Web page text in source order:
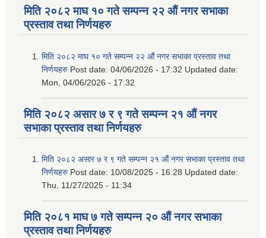
मिति २०८२ माघ १० गते सम्पन्न २२ औं नगर सभाका
प्रस्ताव तथा निर्णयहरु
मिति २०८२ माघ १० गते सम्पन्न २२ औं नगर सभाका प्रस्ताव तथा
निर्णयहरु Post date: 04/06/2026 - 17:32 Updated date:
Mon, 04/06/2026 - 17:32
मिति २०८२ असार ७ र ९ गते सम्पन्न २१ औं नगर
सभाका प्रस्ताव तथा निर्णयहरु
मिति २०८२ असार ७ र ९ गते सम्पन्न २१ औं नगर सभाका प्रस्ताव तथा
निर्णयहरु Post date: 10/08/2025 - 16:28 Updated date:
Thu, 11/27/2025 - 11:34
मिति २०८१ माघ ७ गते सम्पन्न २० औं नगर सभाका
प्रस्ताव तथा निर्णयहरु